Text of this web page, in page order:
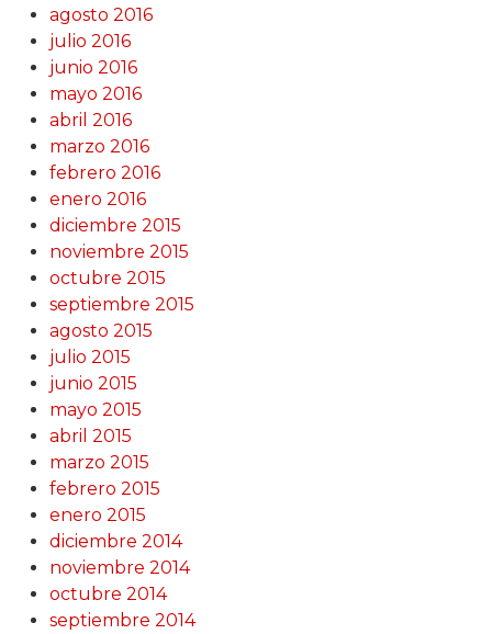
agosto 2016
julio 2016
junio 2016
mayo 2016
abril 2016
marzo 2016
febrero 2016
enero 2016
diciembre 2015
noviembre 2015
octubre 2015
septiembre 2015
agosto 2015
julio 2015
junio 2015
mayo 2015
abril 2015
marzo 2015
febrero 2015
enero 2015
diciembre 2014
noviembre 2014
octubre 2014
septiembre 2014